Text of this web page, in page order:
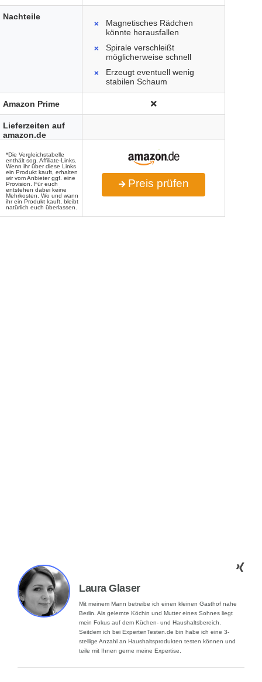
Magnetisches Rädchen
könnte herausfallen
Spirale verschleißt
möglicherweise schnell
Erzeugt eventuell wenig
stabilen Schaum
Preis prüfen
Nachteile
Amazon Prime
Lieferzeiten auf
amazon.de
*Die Vergleichstabelle
enthält sog. Affiliate-Links.
Wenn ihr über diese Links
ein Produkt kauft, erhalten
wir vom Anbieter ggf. eine
Provision. Für euch
entstehen dabei keine
Mehrkosten. Wo und wann
ihr ein Produkt kauft, bleibt
natürlich euch überlassen.
Laura Glaser
Mit meinem Mann betreibe ich einen kleinen Gasthof nahe
Berlin. Als gelernte Köchin und Mutter eines Sohnes liegt
mein Fokus auf dem Küchen- und Haushaltsbereich.
Seitdem ich bei ExpertenTesten.de bin habe ich eine 3-
stellige Anzahl an Haushaltsprodukten testen können und
teile mit Ihnen gerne meine Expertise.